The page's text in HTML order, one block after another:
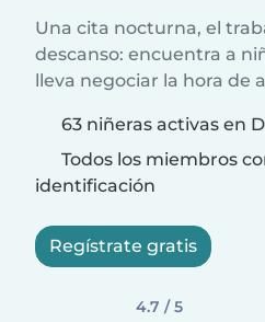
Una cita nocturna, el
descanso: encuentra a
lleva negociar la hora de
63 niñeras activas en
Todos los miembros
identificación
Regístrate gratis
4.7 / 5